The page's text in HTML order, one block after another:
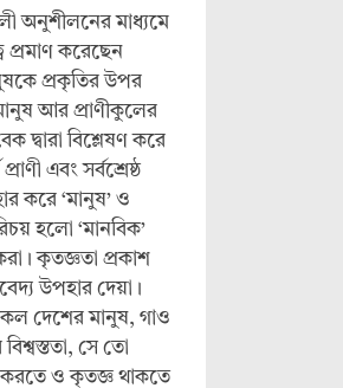
অনুশীলনের মাধ্যমে
প্রমাণ করেছেন
প্রকৃতির উপর
আর প্রাণীকুলের
দ্বারা বিশ্লেষণ করে
এবং সর্বশ্রেষ্ঠ
করে ‘মানুষ’ ও
হলো ‘মানবিক’
কৃতজ্ঞতা প্রকাশ
উপহার দেয়া।
দেশের মানুষ, গাও
সে তো
করতে ও কৃতজ্ঞ থাকতে